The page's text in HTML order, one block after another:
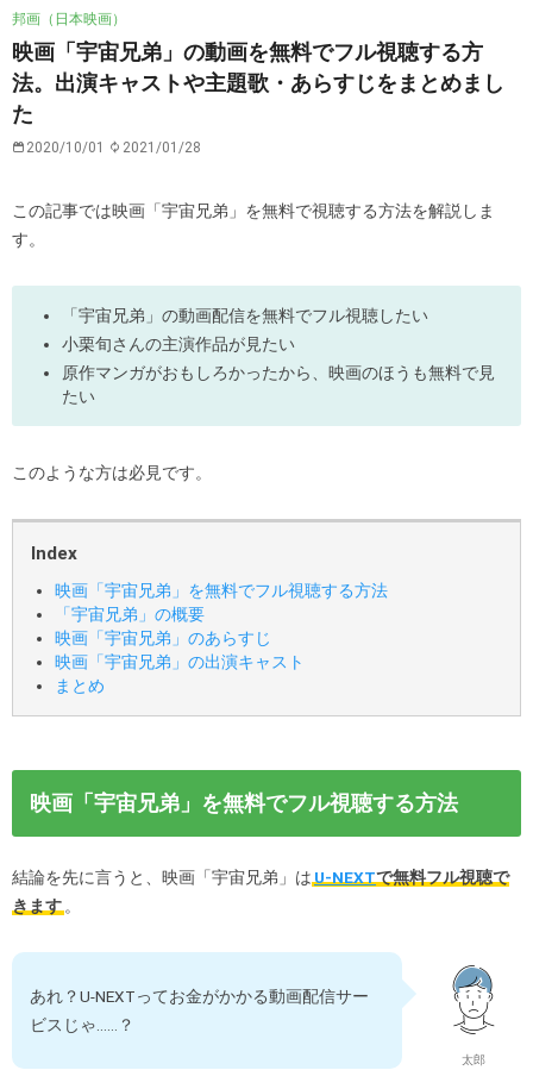
映画「宇宙兄弟」の動画を無料でフル視聴する方
法。出演キャストや主題歌・あらすじをまとめまし
た
邦画（日本映画）
2020/10/01 2021/01/28
この記事では映画「宇宙兄弟」を無料で視聴する方法を解説しま
す。
「宇宙兄弟」の動画配信を無料でフル視聴したい
小栗旬さんの主演作品が見たい
原作マンガがおもしろかったから、映画のほうも無料で見
たい
このような方は必見です。
Index
映画「宇宙兄弟」を無料でフル視聴する方法
「宇宙兄弟」の概要
映画「宇宙兄弟」のあらすじ
映画「宇宙兄弟」の出演キャスト
まとめ
映画「宇宙兄弟」を無料でフル視聴する方法
結論を先に言うと、映画「宇宙兄弟」はU-NEXTで無料フル視聴で
きます。
太郎
あれ？U-NEXTってお金がかかる動画配信サー
ビスじゃ……？